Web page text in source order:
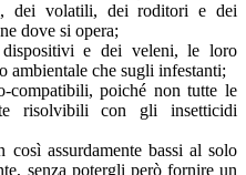
dei volatili, dei roditori e dei
dove si opera;
dispositivi e dei veleni, le loro
ambientale che sugli infestanti;
compatibili, poiché non tutte le
risolvibili con gli insetticidi
assurdamente bassi al solo
senza potergli però fornire un